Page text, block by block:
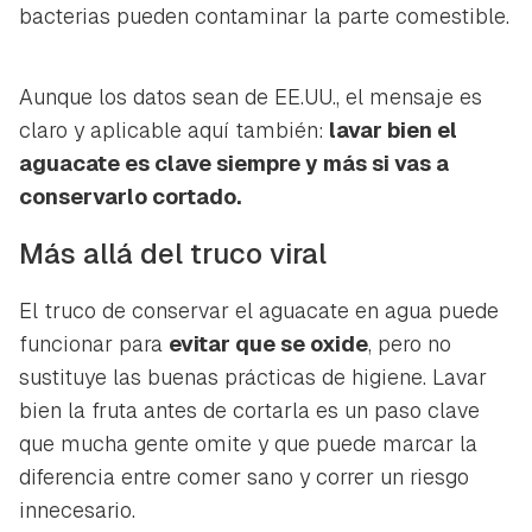
bacterias pueden contaminar la parte comestible.
Aunque los datos sean de EE.UU., el mensaje es
claro y aplicable aquí también: lavar bien el
aguacate es clave siempre y más si vas a
conservarlo cortado.
Más allá del truco viral
El truco de conservar el aguacate en agua puede
funcionar para evitar que se oxide, pero no
sustituye las buenas prácticas de higiene. Lavar
bien la fruta antes de cortarla es un paso clave
que mucha gente omite y que puede marcar la
diferencia entre comer sano y correr un riesgo
innecesario.